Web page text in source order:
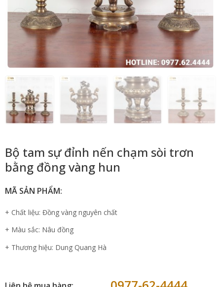
Bộ tam sự đỉnh nến chạm sòi trơn
bằng đồng vàng hun
MÃ SẢN PHẨM:
+ Chất liệu: Đồng vàng nguyên chất
+ Màu sắc: Nâu đồng
+ Thương hiệu: Dung Quang Hà